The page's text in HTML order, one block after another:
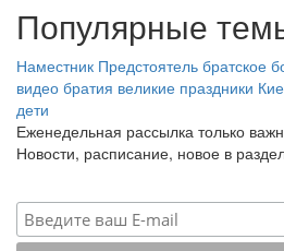
Популярные
Наместник Предстоятель братское
видео братия великие праздники
дети
Еженедельная рассылка только
Новости, расписание, новое в